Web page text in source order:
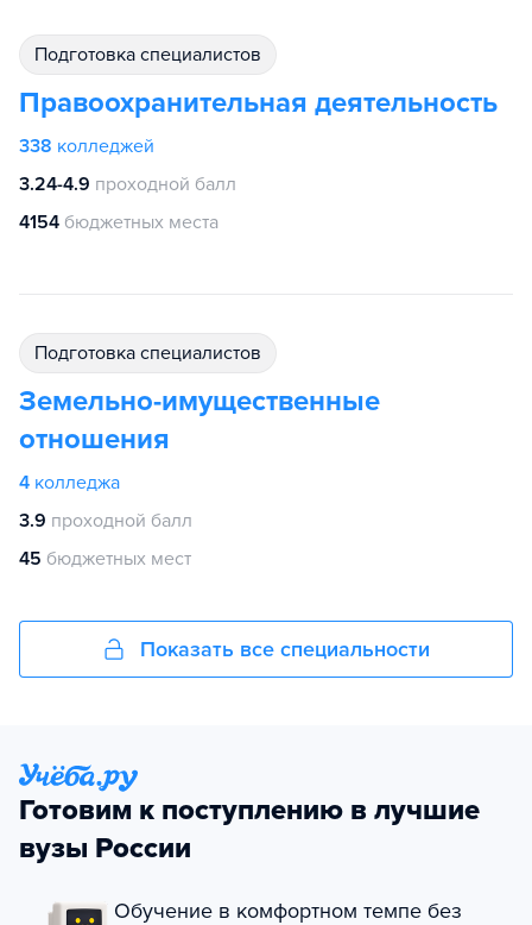
подготовка специалистов
Правоохранительная деятельность
338 колледжей
3.24-4.9 проходной балл
4154 бюджетных места
подготовка специалистов
Земельно-имущественные
отношения
4 колледжа
3.9 проходной балл
45 бюджетных мест
Показать все специальности
Готовим к поступлению в лучшие
вузы России
Обучение в комфортном темпе без